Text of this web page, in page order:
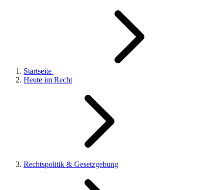
Startseite
Heute im Recht
Rechtspolitik & Gesetzgebung